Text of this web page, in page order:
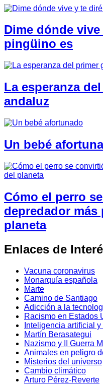
Dime dónde
pingüino es
La esperanza
andaluz
Un bebé
Cómo el perro
depredador más
planeta
Enlaces de
Vacuna coronavirus
Monarquía española
Marte
Camino de Santiago
Adicción a la
Racismo en Estados
Inteligencia artificial
Martín Berasategui
Nazismo y II Guerra
Animales en peligro
Misterios del universo
Cambio climático
Arturo Pérez-Reverte